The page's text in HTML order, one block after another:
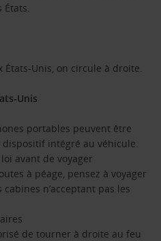
Unis, on circule à droite.
Unis
portables peuvent être
intégré au véhicule.
avant de voyager
à péage, pensez à voyager
n’acceptant pas les
de tourner à droite au feu